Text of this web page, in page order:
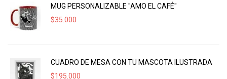
MUG PERSONALIZABLE "AMO EL CAFÉ"
$35.000
CUADRO DE MESA CON TU MASCOTA ILUSTRADA
$195.000